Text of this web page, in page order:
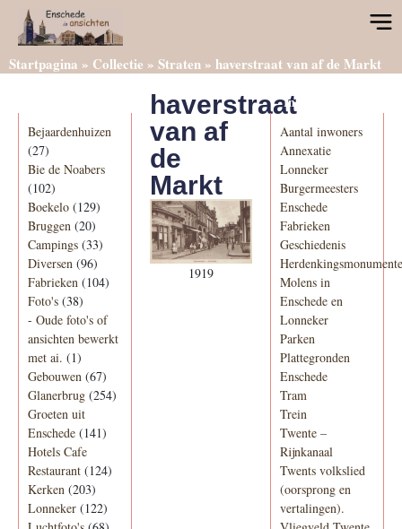
Startpagina » Collectie » Straten» haverstraat van af de Markt
Bejaardenhuizen
(27)
Bie de Noabers
(102)
Boekelo (129)
Bruggen (20)
Campings (33)
Diversen (96)
Fabrieken (104)
Foto's (38)
- Oude foto's of
ansichten bewerkt
met ai. (1)
Gebouwen (67)
Glanerbrug (254)
Groeten uit
Enschede (141)
Hotels Cafe
Restaurant (124)
Kerken (203)
Lonneker (122)
haverstraat
van af
de
Markt
1919
Informatie
Aantal inwoners
Annexatie
Lonneker
Burgermeesters
Enschede
Fabrieken
Geschiedenis
Molens in
Enschede en
Lonneker
Parken
Plattegronden
Enschede
Tram
Trein
Twente –
Rijnkanaal
Twents volkslied
(oorsprong en
vertalingen).